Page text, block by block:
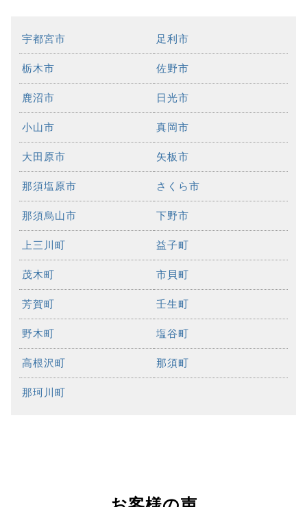
宇都宮市 足利市
栃木市 佐野市
鹿沼市 日光市
小山市 真岡市
大田原市 矢板市
那須塩原市 さくら市
那須烏山市 下野市
上三川町 益子町
茂木町 市貝町
芳賀町 壬生町
野木町 塩谷町
高根沢町 那須町
那珂川町